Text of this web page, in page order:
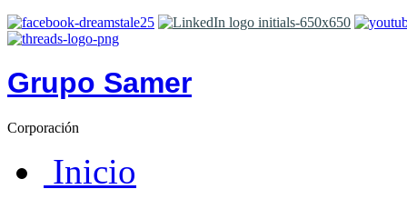
Grupo Samer
Corporación
Inicio